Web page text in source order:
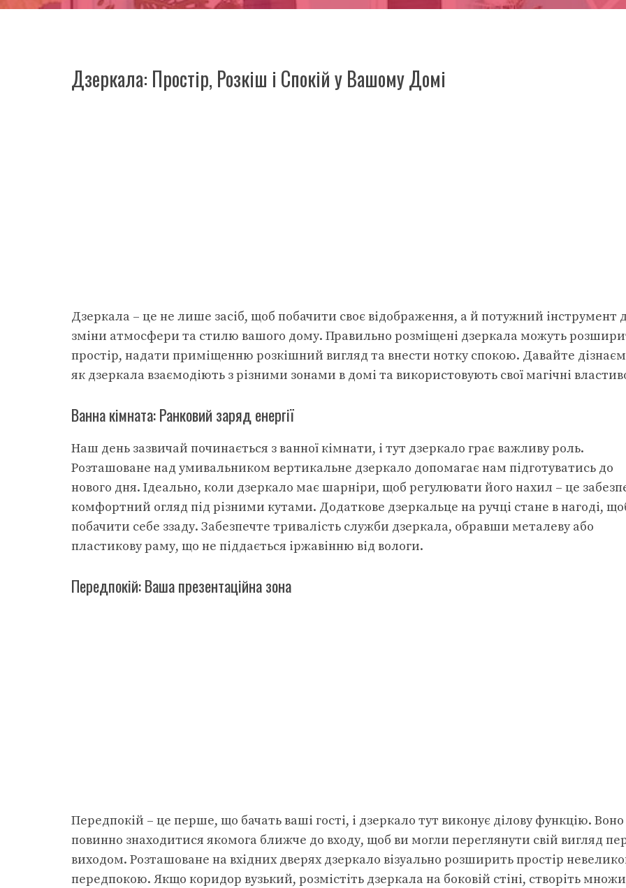
Дзеркала: Простір, Розкіш і Спокій у Вашому Домі
Дзеркала – це не лише засіб, щоб побачити своє відображення, а й потужний інструмент
зміни атмосфери та стилю вашого дому. Правильно розміщені дзеркала можуть
простір, надати приміщенню розкішний вигляд та внести нотку спокою. Давайте
як дзеркала взаємодіють з різними зонами в домі та використовують свої магічні
Ванна кімната: Ранковий заряд енергії
Наш день зазвичай починається з ванної кімнати, і тут дзеркало грає важливу роль.
Розташоване над умивальником вертикальне дзеркало допомагає нам підготуватись до
нового дня. Ідеально, коли дзеркало має шарніри, щоб регулювати його нахил – це
комфортний огляд під різними кутами. Додаткове дзеркальце на ручці стане в нагоді,
побачити себе ззаду. Забезпечте тривалість служби дзеркала, обравши металеву або
пластикову раму, що не піддається іржавінню від вологи.
Передпокій: Ваша презентаційна зона
Передпокій – це перше, що бачать ваші гості, і дзеркало тут виконує ділову функцію. Воно
повинно знаходитися якомога ближче до входу, щоб ви могли переглянути свій вигляд
виходом. Розташоване на вхідних дверях дзеркало візуально розширить простір
передпокою. Якщо коридор вузький, розмістіть дзеркала на боковій стіні, створіть